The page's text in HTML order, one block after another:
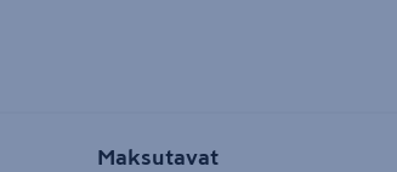
Maksutavat